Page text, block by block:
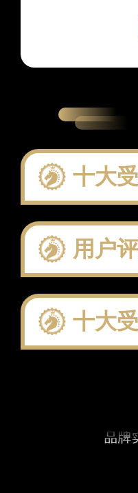
十大受
用户评
十大受